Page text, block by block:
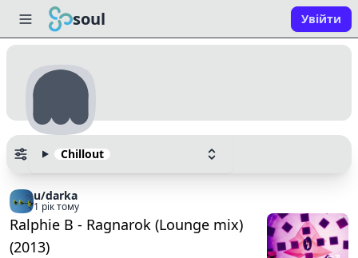
soul Увійти
Chillout
u/darka
1 рік тому
Ralphie B - Ragnarok (Lounge mix)
(2013)